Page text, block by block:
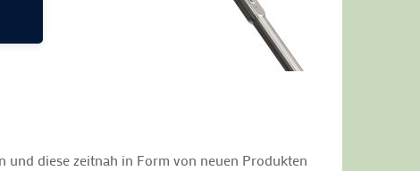
und diese zeitnah in Form von neuen Produkten